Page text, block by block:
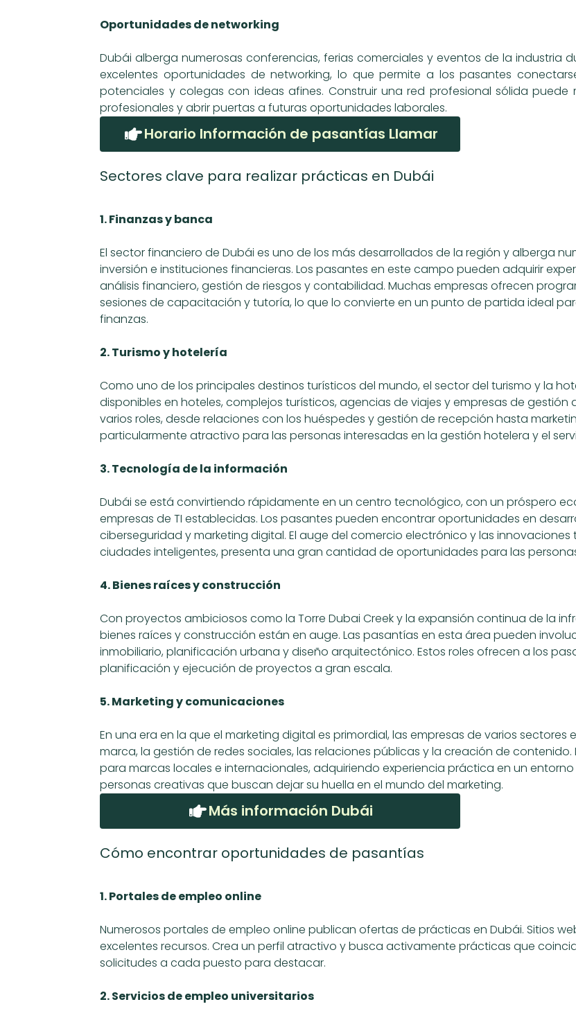
Oportunidades de networking
Dubái alberga numerosas conferencias, ferias comerciales y eventos de la industria
excelentes oportunidades de networking, lo que permite a los pasantes
potenciales y colegas con ideas afines. Construir una red profesional sólida puede
profesionales y abrir puertas a futuras oportunidades laborales.
Horario Información de pasantías Llamar
Sectores clave para realizar prácticas en Dubái
1. Finanzas y banca
El sector financiero de Dubái es uno de los más desarrollados de la región y alberga
inversión e instituciones financieras. Los pasantes en este campo pueden adquirir
análisis financiero, gestión de riesgos y contabilidad. Muchas empresas ofrecen
sesiones de capacitación y tutoría, lo que lo convierte en un punto de partida ideal
finanzas.
2. Turismo y hotelería
Como uno de los principales destinos turísticos del mundo, el sector del turismo y la
disponibles en hoteles, complejos turísticos, agencias de viajes y empresas de
varios roles, desde relaciones con los huéspedes y gestión de recepción hasta
particularmente atractivo para las personas interesadas en la gestión hotelera y el
3. Tecnología de la información
Dubái se está convirtiendo rápidamente en un centro tecnológico, con un próspero
empresas de TI establecidas. Los pasantes pueden encontrar oportunidades en
ciberseguridad y marketing digital. El auge del comercio electrónico y las
ciudades inteligentes, presenta una gran cantidad de oportunidades para las
4. Bienes raíces y construcción
Con proyectos ambiciosos como la Torre Dubai Creek y la expansión continua de la
bienes raíces y construcción están en auge. Las pasantías en esta área pueden
inmobiliario, planificación urbana y diseño arquitectónico. Estos roles ofrecen a los
planificación y ejecución de proyectos a gran escala.
5. Marketing y comunicaciones
En una era en la que el marketing digital es primordial, las empresas de varios
marca, la gestión de redes sociales, las relaciones públicas y la creación de
para marcas locales e internacionales, adquiriendo experiencia práctica en un
personas creativas que buscan dejar su huella en el mundo del marketing.
Más información Dubái
Cómo encontrar oportunidades de pasantías
1. Portales de empleo online
Numerosos portales de empleo online publican ofertas de prácticas en Dubái. Sitios
excelentes recursos. Crea un perfil atractivo y busca activamente prácticas que
solicitudes a cada puesto para destacar.
2. Servicios de empleo universitarios